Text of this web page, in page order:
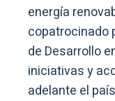
energía
copatrocinado
de Desarrollo
iniciativas y
adelante el